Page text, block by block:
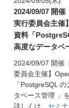
2024/09/07 開
実行委員会主催
資料「
高度なデータベ
2024/09/07 開催
委員会主催】
「PostgreSQL
タベース管理 」
詳しくは、 セミ